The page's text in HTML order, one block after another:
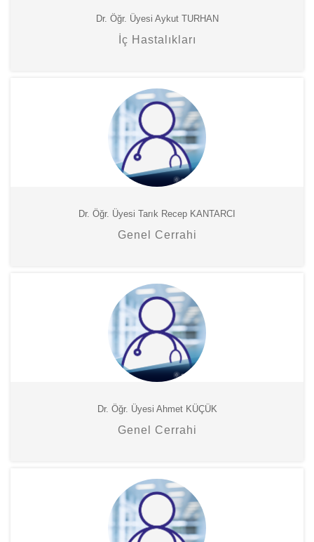
Dr. Öğr. Üyesi Aykut TURHAN
İç Hastalıkları
Dr. Öğr. Üyesi Tarık Recep KANTARCI
Genel Cerrahi
Dr. Öğr. Üyesi Ahmet KÜÇÜK
Genel Cerrahi